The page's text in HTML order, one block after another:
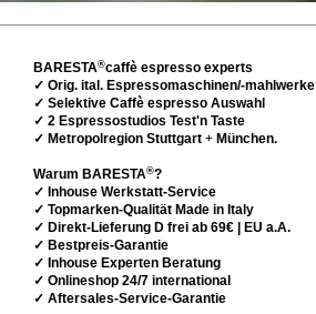
BARESTA®caffè espresso experts
✓ Orig. ital. Espressomaschinen/-mahlwerke
✓ Selektive Caffè espresso Auswahl
✓ 2 Espressostudios Test'n Taste
✓ Metropolregion Stuttgart + München.
Warum BARESTA®?
✓ Inhouse Werkstatt-Service
✓ Topmarken-Qualität Made in Italy
✓ Direkt-Lieferung D frei ab 69€ | EU a.A.
✓ Bestpreis-Garantie
✓ Inhouse Experten Beratung
✓ Onlineshop 24/7 international
✓ Aftersales-Service-Garantie